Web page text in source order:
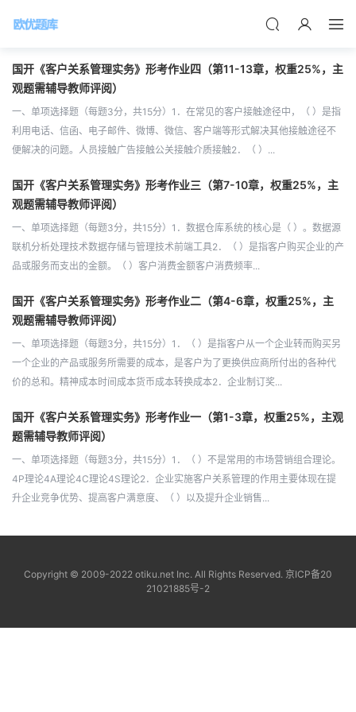
国开《客户关系管理实务》形考作业四（第11-13章，权重25%，主
观题需辅导教师评阅）
一、单项选择题（每题3分，共15分）1．在常见的客户接触途径中，（ ）是指
利用电话、信函、电子邮件、微博、微信、客户端等形式解决其他接触途径不
便解决的问题。人员接触广告接触公关接触介质接触2．（ ）...
国开《客户关系管理实务》形考作业三（第7-10章，权重25%，主
观题需辅导教师评阅）
一、单项选择题（每题3分，共15分）1．数据仓库系统的核心是（ ）。数据源
联机分析处理技术数据存储与管理技术前端工具2．（ ）是指客户购买企业的产
品或服务而支出的金额。（ ）客户消费金额客户消费频率...
国开《客户关系管理实务》形考作业二（第4-6章，权重25%，主
观题需辅导教师评阅）
一、单项选择题（每题3分，共15分）1．（ ）是指客户从一个企业转而购买另
一个企业的产品或服务所需要的成本，是客户为了更换供应商所付出的各种代
价的总和。精神成本时间成本货币成本转换成本2．企业制订奖...
国开《客户关系管理实务》形考作业一（第1-3章，权重25%，主观
题需辅导教师评阅）
一、单项选择题（每题3分，共15分）1．（ ）不是常用的市场营销组合理论。
4P理论4A理论4C理论4S理论2．企业实施客户关系管理的作用主要体现在提
升企业竞争优势、提高客户满意度、（ ）以及提升企业销售...
Copyright © 2009-2022 otiku.net Inc. All Rights Reserved. 京ICP备20
21021885号-2